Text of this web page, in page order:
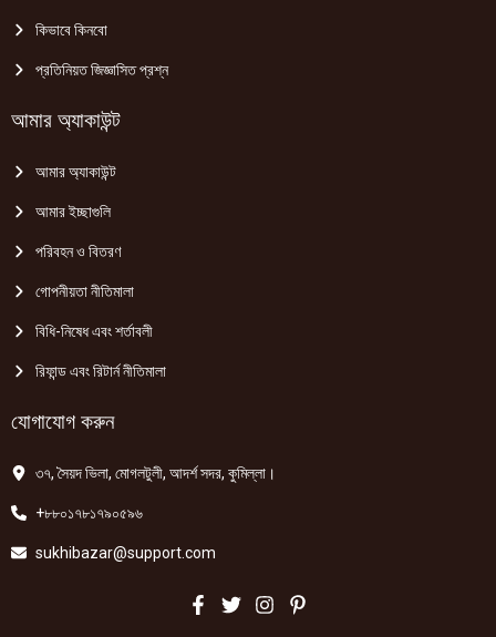
কিভাবে কিনবো
প্রতিনিয়ত জিজ্ঞাসিত প্রশ্ন
আমার অ্যাকাউন্ট
আমার অ্যাকাউন্ট
আমার ইচ্ছাগুলি
পরিবহন ও বিতরণ
গোপনীয়তা নীতিমালা
বিধি-নিষেধ এবং শর্তাবলী
রিফান্ড এবং রিটার্ন নীতিমালা
যোগাযোগ করুন
৩৭, সৈয়দ ভিলা, মোগলটুলী, আদর্শ সদর, কুমিল্লা।
+৮৮০১৭৮১৭৯০৫৯৬
sukhibazar@support.com